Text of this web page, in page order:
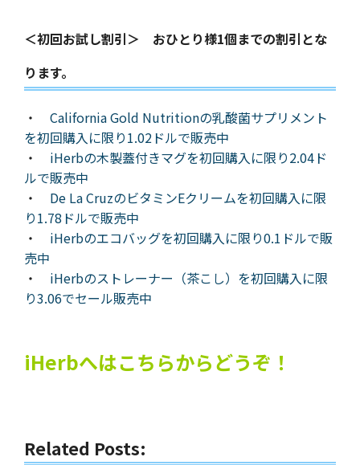
＜初回お試し割引＞ おひとり様1個までの割引とな
ります。
・ California Gold Nutritionの乳酸菌サプリメント
を初回購入に限り1.02ドルで販売中
・ iHerbの木製蓋付きマグを初回購入に限り2.04ド
ルで販売中
・ De La CruzのビタミンEクリームを初回購入に限
り1.78ドルで販売中
・ iHerbのエコバッグを初回購入に限り0.1ドルで販
売中
・ iHerbのストレーナー（茶こし）を初回購入に限
り3.06でセール販売中
iHerbへはこちらからどうぞ！
Related Posts: